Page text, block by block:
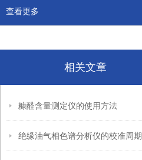
查看更多
相关文章
糠醛含量测定仪的使用方法
绝缘油气相色谱分析仪的校准周期